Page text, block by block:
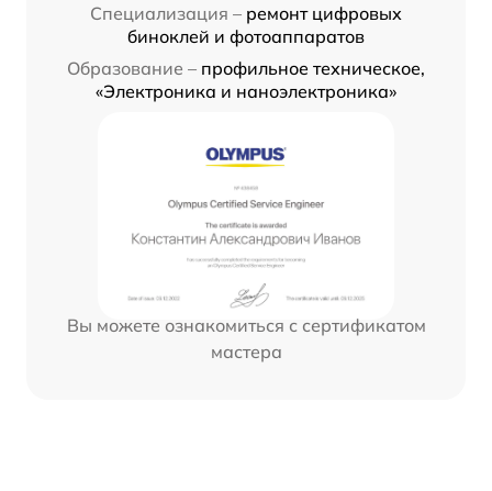
Специализация – ремонт цифровых
биноклей и фотоаппаратов
Образование – профильное техническое,
«Электроника и наноэлектроника»
Вы можете ознакомиться с сертификатом
мастера